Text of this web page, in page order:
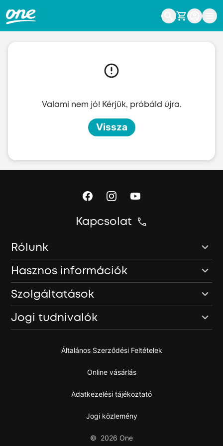
Valami nem jó! Kérjük, próbáld újra.
Vissza
Kapcsolat
Rólunk
Hasznos információk
Szolgáltatások
Jogi tudnivalók
Általános Szerződési Feltételek
Online vásárlás
Adatkezelési tájékoztató
Jogi közlemény
© 2026 One